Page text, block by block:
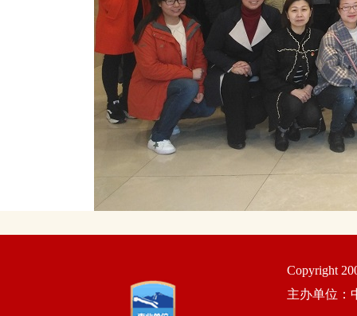
Copyright
主办单位：